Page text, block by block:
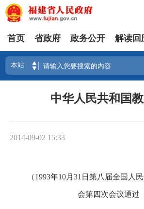
首页 省政府 政务公开 解读回
中华人民共和国
2014-09-02 15:33
（1993年10月31日第八届全国人民
会第四次会议通过